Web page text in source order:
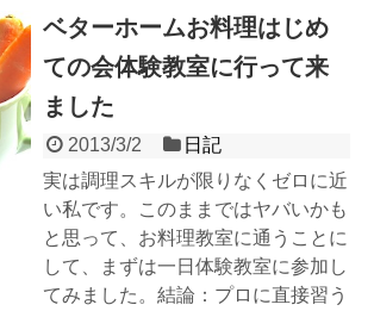
ベターホームお料理はじめ
ての会体験教室に行って来
ました
2013/3/2
日記
実は調理スキルが限りなくゼロに近
い私です。このままではヤバいかも
と思って、お料理教室に通うことに
して、まずは一日体験教室に参加し
てみました。結論：プロに直接習う